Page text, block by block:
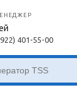
401-55-00